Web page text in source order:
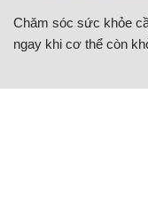
Chăm sóc sức khỏe
ngay khi cơ thể còn